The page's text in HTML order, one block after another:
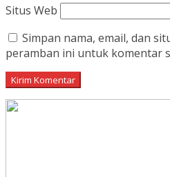
Situs Web
Simpan nama, email, dan
peramban ini untuk komentar